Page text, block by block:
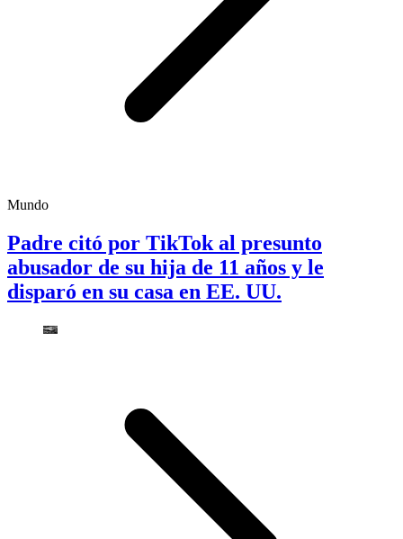
Mundo
Padre citó por TikTok al presunto
abusador de su hija de 11 años y le
disparó en su casa en EE. UU.